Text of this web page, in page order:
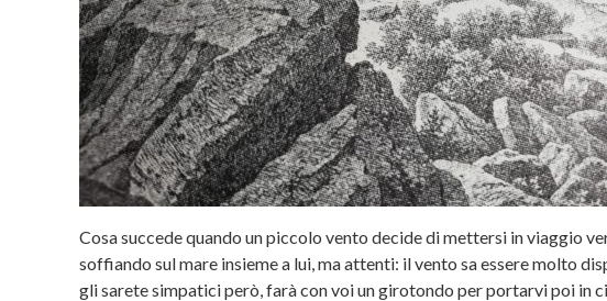
Cosa succede quando un piccolo vento decide di mettersi in viaggio
soffiando sul mare insieme a lui, ma attenti: il vento sa essere molto
gli sarete simpatici però, farà con voi un girotondo per portarvi poi in